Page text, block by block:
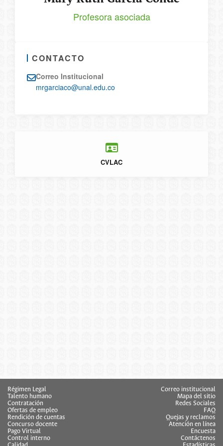
Profesora asociada
CONTACTO
Correo Institucional
mrgarciaco@unal.edu.co
CVLAC
Régimen Legal
Talento humano
Contratación
Ofertas de empleo
Rendición de cuentas
Concurso docente
Pago Virtual
Control interno
Correo institucional
Mapa del sitio
Redes Sociales
FAQ
Quejas y reclamos
Atención en línea
Encuesta
Contáctenos